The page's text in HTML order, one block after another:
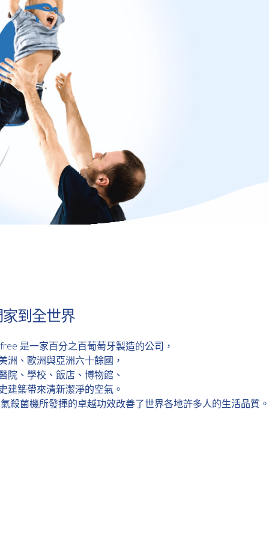
到全世界
是一家百分之百葡萄牙製造的公司，
洲、歐洲與亞洲六十餘國，
院、學校、飯店、博物館、
建築帶來清新潔淨的空氣。
殺菌機所發揮的卓越功效改善了世界各地許多人的生活品質。